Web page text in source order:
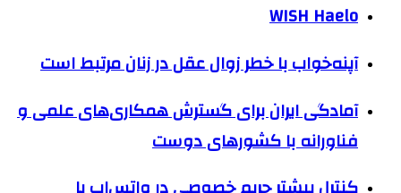
WISH Haelo
آپنه‌خواب با خطر زوال عقل در زنان مرتبط است
آمادگی ایران برای گسترش همکاری‌های علمی و
فناورانه با کشورهای دوست